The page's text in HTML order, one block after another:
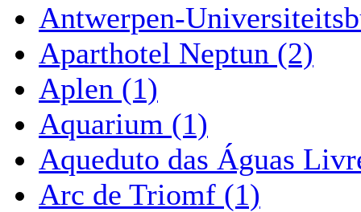
Antwerpen-
Aparthotel Neptun (2)
Aplen (1)
Aquarium (1)
Aqueduto das Águas
Arc de Triomf (1)